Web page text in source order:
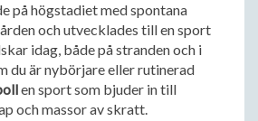
på högstadiet med spontana
och utvecklades till en sport
idag, både på stranden och i
du är nybörjare eller rutinerad
en sport som bjuder in till
och massor av skratt.